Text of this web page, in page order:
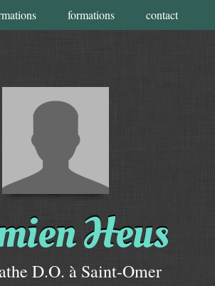
formations contact
Heus
D.O. à Saint-Omer